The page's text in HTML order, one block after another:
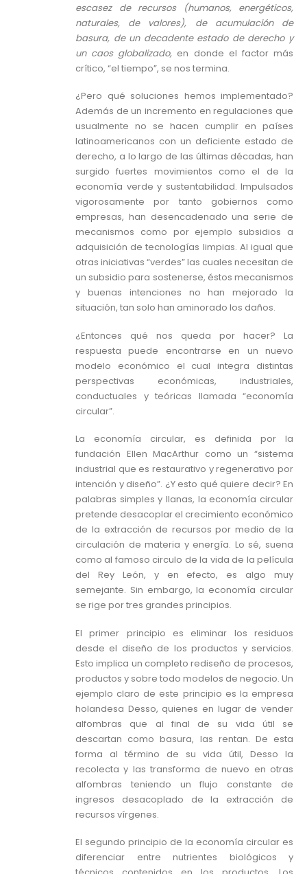
escasez de recursos (humanos, energéticos,
naturales, de valores), de acumulación de
basura, de un decadente estado de derecho y
un caos globalizado, en donde el factor más
crítico, “el tiempo”, se nos termina.
¿Pero qué soluciones hemos implementado?
Además de un incremento en regulaciones que
usualmente no se hacen cumplir en países
latinoamericanos con un deficiente estado de
derecho, a lo largo de las últimas décadas, han
surgido fuertes movimientos como el de la
economía verde y sustentabilidad. Impulsados
vigorosamente por tanto gobiernos como
empresas, han desencadenado una serie de
mecanismos como por ejemplo subsidios a
adquisición de tecnologías limpias. Al igual que
otras iniciativas “verdes” las cuales necesitan de
un subsidio para sostenerse, éstos mecanismos
y buenas intenciones no han mejorado la
situación, tan solo han aminorado los daños.
¿Entonces qué nos queda por hacer? La
respuesta puede encontrarse en un nuevo
modelo económico el cual integra distintas
perspectivas económicas, industriales,
conductuales y teóricas llamada “economía
circular”.
La economía circular, es definida por la
fundación Ellen MacArthur como un “sistema
industrial que es restaurativo y regenerativo por
intención y diseño”. ¿Y esto qué quiere decir? En
palabras simples y llanas, la economía circular
pretende desacoplar el crecimiento económico
de la extracción de recursos por medio de la
circulación de materia y energía. Lo sé, suena
como al famoso circulo de la vida de la película
del Rey León, y en efecto, es algo muy
semejante. Sin embargo, la economía circular
se rige por tres grandes principios.
El primer principio es eliminar los residuos
desde el diseño de los productos y servicios.
Esto implica un completo rediseño de procesos,
productos y sobre todo modelos de negocio. Un
ejemplo claro de este principio es la empresa
holandesa Desso, quienes en lugar de vender
alfombras que al final de su vida útil se
descartan como basura, las rentan. De esta
forma al término de su vida útil, Desso la
recolecta y las transforma de nuevo en otras
alfombras teniendo un flujo constante de
ingresos desacoplado de la extracción de
recursos vírgenes.
El segundo principio de la economía circular es
diferenciar entre nutrientes biológicos y